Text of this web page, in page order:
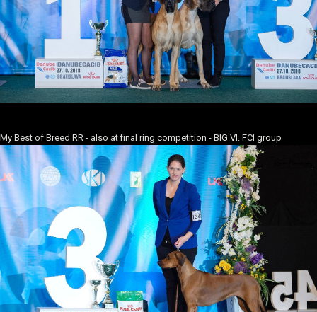
My Best of Breed RR - also at final ring competition - BIG VI. FCI group